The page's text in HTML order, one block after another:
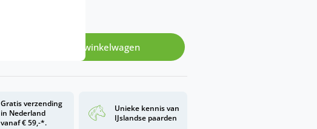
Toevoegen aan winkelwagen
Gratis verzending
in Nederland
vanaf € 59,-*.
Unieke kennis van
IJslandse paarden